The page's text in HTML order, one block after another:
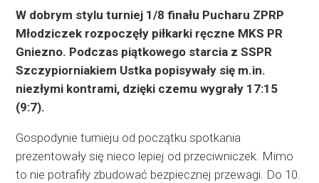
W dobrym stylu turniej 1/8 finału Pucharu ZPRP
Młodziczek rozpoczęły piłkarki ręczne MKS PR
Gniezno. Podczas piątkowego starcia z SSPR
Szczypiorniakiem Ustka popisywały się m.in.
niezłymi kontrami, dzięki czemu wygrały 17:15
(9:7).
Gospodynie turnieju od początku spotkania
prezentowały się nieco lepiej od przeciwniczek. Mimo
to nie potrafiły zbudować bezpiecznej przewagi. Do 10.